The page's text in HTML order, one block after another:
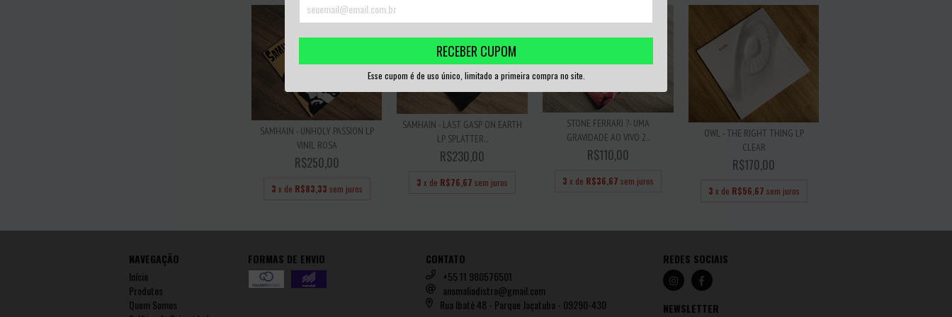
RECEBER CUPOM
Esse cupom é de uso único, limitado a primeira compra no site.
SAMHAIN - UNHOLY PASSION LP
VINIL ROSA
R$250,00
3 x de R$83,33 sem juros
SAMHAIN - LAST GASP ON EARTH
LP SPLATTER...
R$230,00
3 x de R$76,67 sem juros
STONE FERRARI ?- UMA
GRAVIDADE AO VIVO 2...
R$110,00
3 x de R$36,67 sem juros
OWL - THE RIGHT THING LP
CLEAR
R$170,00
3 x de R$56,67 sem juros
NAVEGAÇÃO
Início
Produtos
Quem Somos
FORMAS DE ENVIO
CONTATO
+55 11 980576501
anomaliadistro@gmail.com
Rua Ibaté 48 - Parque Jaçatuba - 09290-430
REDES SOCIAIS
NEWSLETTER